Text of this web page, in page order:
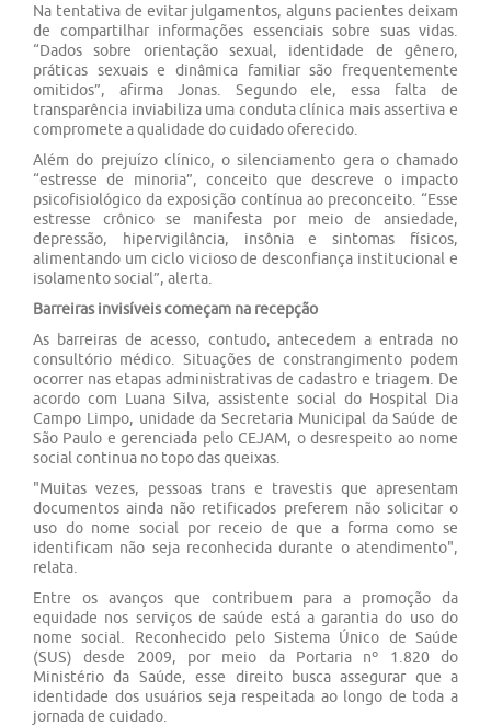
Na tentativa de evitar julgamentos, alguns pacientes deixam
de compartilhar informações essenciais sobre suas vidas.
“Dados sobre orientação sexual, identidade de gênero,
práticas sexuais e dinâmica familiar são frequentemente
omitidos”, afirma Jonas. Segundo ele, essa falta de
transparência inviabiliza uma conduta clínica mais assertiva e
compromete a qualidade do cuidado oferecido.
Além do prejuízo clínico, o silenciamento gera o chamado
“estresse de minoria”, conceito que descreve o impacto
psicofisiológico da exposição contínua ao preconceito. “Esse
estresse crônico se manifesta por meio de ansiedade,
depressão, hipervigilância, insônia e sintomas físicos,
alimentando um ciclo vicioso de desconfiança institucional e
isolamento social”, alerta.
Barreiras invisíveis começam na recepção
As barreiras de acesso, contudo, antecedem a entrada no
consultório médico. Situações de constrangimento podem
ocorrer nas etapas administrativas de cadastro e triagem. De
acordo com Luana Silva, assistente social do Hospital Dia
Campo Limpo, unidade da Secretaria Municipal da Saúde de
São Paulo e gerenciada pelo CEJAM, o desrespeito ao nome
social continua no topo das queixas.
"Muitas vezes, pessoas trans e travestis que apresentam
documentos ainda não retificados preferem não solicitar o
uso do nome social por receio de que a forma como se
identificam não seja reconhecida durante o atendimento",
relata.
Entre os avanços que contribuem para a promoção da
equidade nos serviços de saúde está a garantia do uso do
nome social. Reconhecido pelo Sistema Único de Saúde
(SUS) desde 2009, por meio da Portaria nº 1.820 do
Ministério da Saúde, esse direito busca assegurar que a
identidade dos usuários seja respeitada ao longo de toda a
jornada de cuidado.